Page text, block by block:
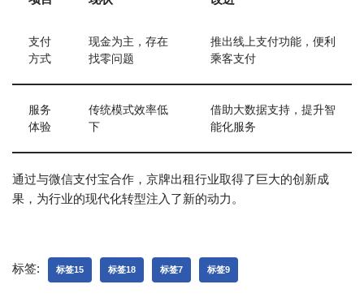
支付
方式
现金为主，存在
找零问题
推出线上支付功能，便利
乘客支付
服务
体验
传统模式效率低
下
借助大数据支持，提升智
能化服务
通过与微信支付宝合作，京牌出租行业取得了巨大的创新成
果，为行业的现代化转型注入了新的动力。
标签: 标签15 标签18 标签7 标签9